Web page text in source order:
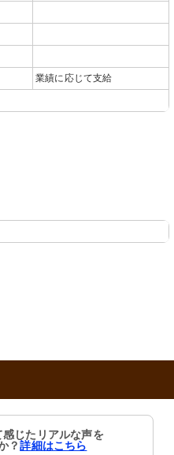
業績に応じて支給
じたリアルな声を
？詳細はこちら